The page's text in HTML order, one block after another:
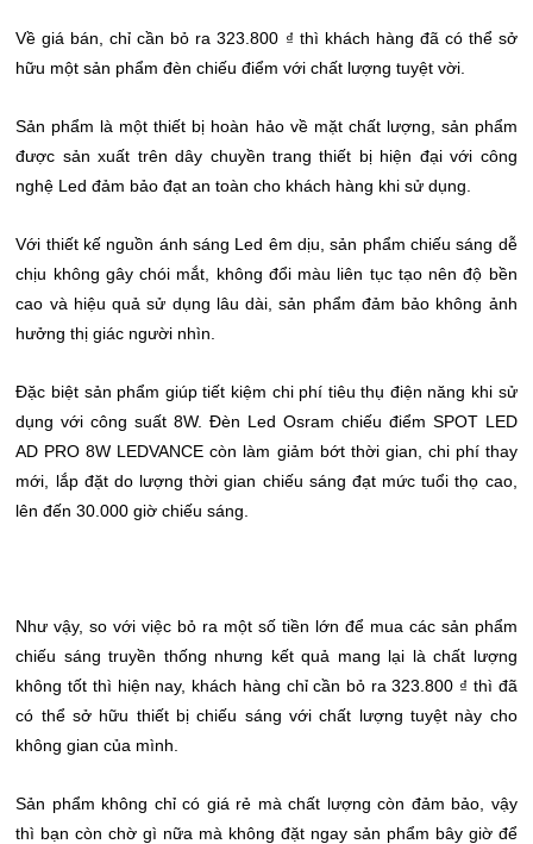
Về giá bán, chỉ cần bỏ ra 323.800 ₫ thì khách hàng đã có thể sở
hữu một sản phẩm đèn chiếu điểm với chất lượng tuyệt vời.
Sản phẩm là một thiết bị hoàn hảo về mặt chất lượng, sản phẩm
được sản xuất trên dây chuyền trang thiết bị hiện đại với công
nghệ Led đảm bảo đạt an toàn cho khách hàng khi sử dụng.
Với thiết kế nguồn ánh sáng Led êm dịu, sản phẩm chiếu sáng dễ
chịu không gây chói mắt, không đổi màu liên tục tạo nên độ bền
cao và hiệu quả sử dụng lâu dài, sản phẩm đảm bảo không ảnh
hưởng thị giác người nhìn.
Đặc biệt sản phẩm giúp tiết kiệm chi phí tiêu thụ điện năng khi sử
dụng với công suất 8W. Đèn Led Osram chiếu điểm SPOT LED
AD PRO 8W LEDVANCE còn làm giảm bớt thời gian, chi phí thay
mới, lắp đặt do lượng thời gian chiếu sáng đạt mức tuổi thọ cao,
lên đến 30.000 giờ chiếu sáng.
Như vậy, so với việc bỏ ra một số tiền lớn để mua các sản phẩm
chiếu sáng truyền thống nhưng kết quả mang lại là chất lượng
không tốt thì hiện nay, khách hàng chỉ cần bỏ ra 323.800 ₫ thì đã
có thể sở hữu thiết bị chiếu sáng với chất lượng tuyệt này cho
không gian của mình.
Sản phẩm không chỉ có giá rẻ mà chất lượng còn đảm bảo, vậy
thì bạn còn chờ gì nữa mà không đặt ngay sản phẩm bây giờ để